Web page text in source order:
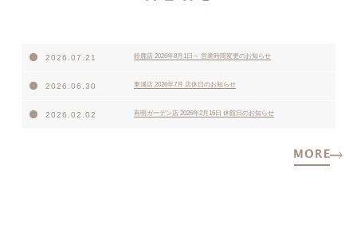
2026.07.21 鈴鹿店 2026年8月1日～ 営業時間変更のお知らせ
2026.06.30 東浦店 2026年7月 店休日のお知らせ
2026.02.02 有明ガーデン店 2026年2月16日 休館日のお知らせ